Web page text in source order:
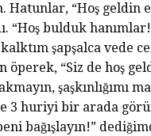
Hatunlar, “Hoş geldin
“Hoş bulduk
şapşalca vede
öperek, “Siz de hoş
şaşkınlığımı
3 huriyi bir arada
bağışlayın!”